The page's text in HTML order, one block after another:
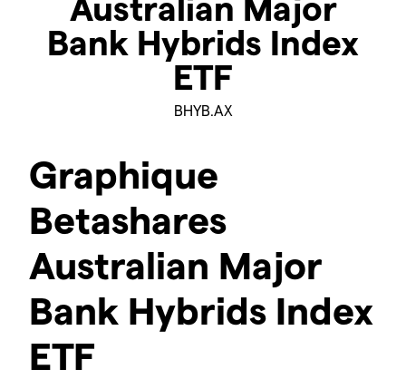
Bank Hybrids Index
ETF
BHYB.AX
Graphique
Betashares
Australian Major
Bank Hybrids Index
ETF